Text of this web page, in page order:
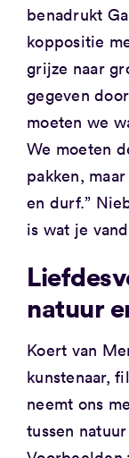
benadrukt
koppositie
grijze naar
gegeven
moeten we
We moeten
pakken,
en durf.”
is wat je
natuur
Koert van
kunstenaar,
neemt ons
tussen